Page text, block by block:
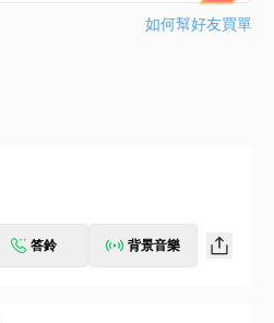
如何幫好友買單
答鈴 背景音樂